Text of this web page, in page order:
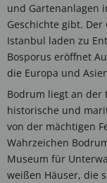
und Gartenanlagen
Geschichte gibt.
Istanbul laden zu
Bosporus eröffnet
die Europa und
Bodrum liegt an der
historische und
von der mächtigen
Wahrzeichen
Museum für
weißen Häuser, die